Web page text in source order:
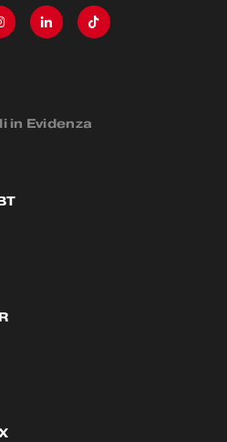
in Evidenza